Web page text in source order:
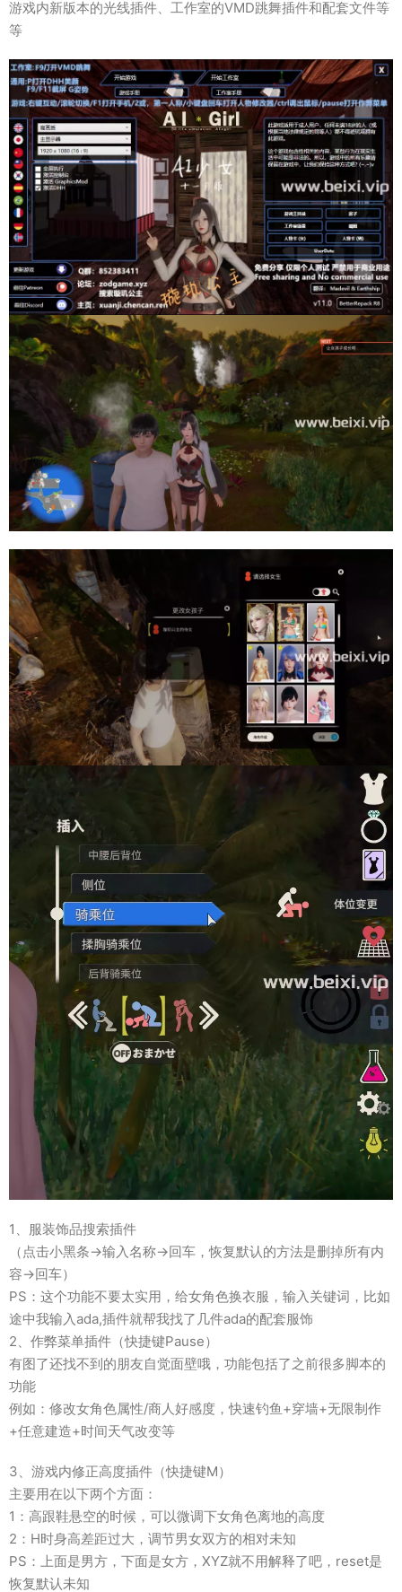
游戏内新版本的光线插件、工作室的VMD跳舞插件和配套文件等
等
1、服装饰品搜索插件
（点击小黑条→输入名称→回车，恢复默认的方法是删掉所有内
容→回车）
PS：这个功能不要太实用，给女角色换衣服，输入关键词，比如
途中我输入ada,插件就帮我找了几件ada的配套服饰
2、作弊菜单插件（快捷键Pause）
有图了还找不到的朋友自觉面壁哦，功能包括了之前很多脚本的
功能
例如：修改女角色属性/商人好感度，快速钓鱼+穿墙+无限制作
+任意建造+时间天气改变等
3、游戏内修正高度插件（快捷键M）
主要用在以下两个方面：
1：高跟鞋悬空的时候，可以微调下女角色离地的高度
2：H时身高差距过大，调节男女双方的相对未知
PS：上面是男方，下面是女方，XYZ就不用解释了吧，reset是
恢复默认未知